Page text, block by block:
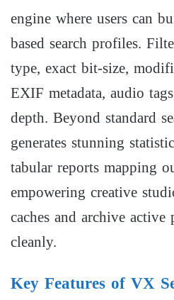
engine where users can
based search profiles.
type, exact bit-size,
EXIF metadata, audio
depth. Beyond standard
generates stunning
tabular reports mapping
empowering creative
caches and archive
cleanly.
Key Features of VX